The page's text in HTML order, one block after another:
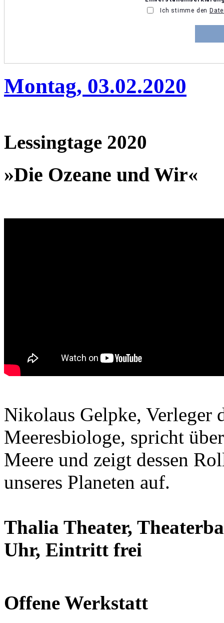
Montag, 03.02.2020
Lessingtage 2020
»Die Ozeane und Wir«
Nikolaus Gelpke, Verleger
Meeresbiologe, spricht
Meere und zeigt dessen
unseres Planeten auf.
Thalia Theater,
Uhr, Eintritt frei
Offene Werkstatt